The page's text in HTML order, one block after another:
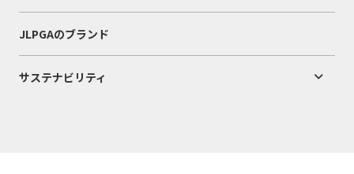
JLPGAのブランド
サステナビリティ